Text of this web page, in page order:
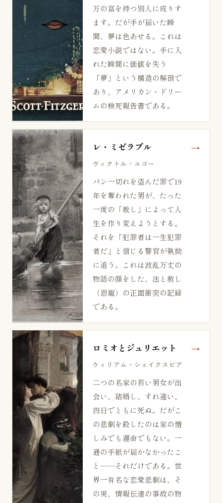
万の富を持つ別人に成りす
ます。だが手が届いた瞬
間、夢は色あせる。これは
恋愛小説ではない。手に入
れた瞬間に価値を失う
「夢」という構造の解剖で
あり、アメリカン・ドリー
ムの検死報告書である。
レ・ミゼラブル
ヴィクトル・ユゴー
パン一切れを盗んだ罪で19
年を奪われた男が、たった
一度の「赦し」によって人
生を作り変えようとする。
それを「犯罪者は一生犯罪
者だ」と信じる警官が執拗
に追う。これは波乱万丈の
物語の顔をした、法と赦し
（恩寵）の正面衝突の記録
である。
ロミオとジュリエット
ウィリアム・シェイクスピア
二つの名家の若い男女が出
会い、結婚し、すれ違い、
四日でともに死ぬ。だがこ
の悲劇を殺したのは家の憎
しみでも運命でもない。一
通の手紙が届かなかったこ
と——それだけである。世
界一有名な恋愛悲劇は、そ
の実、情報伝達の事故の物